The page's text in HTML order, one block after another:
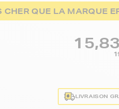
CHER QUE LA MARQUE
LIVRAISON